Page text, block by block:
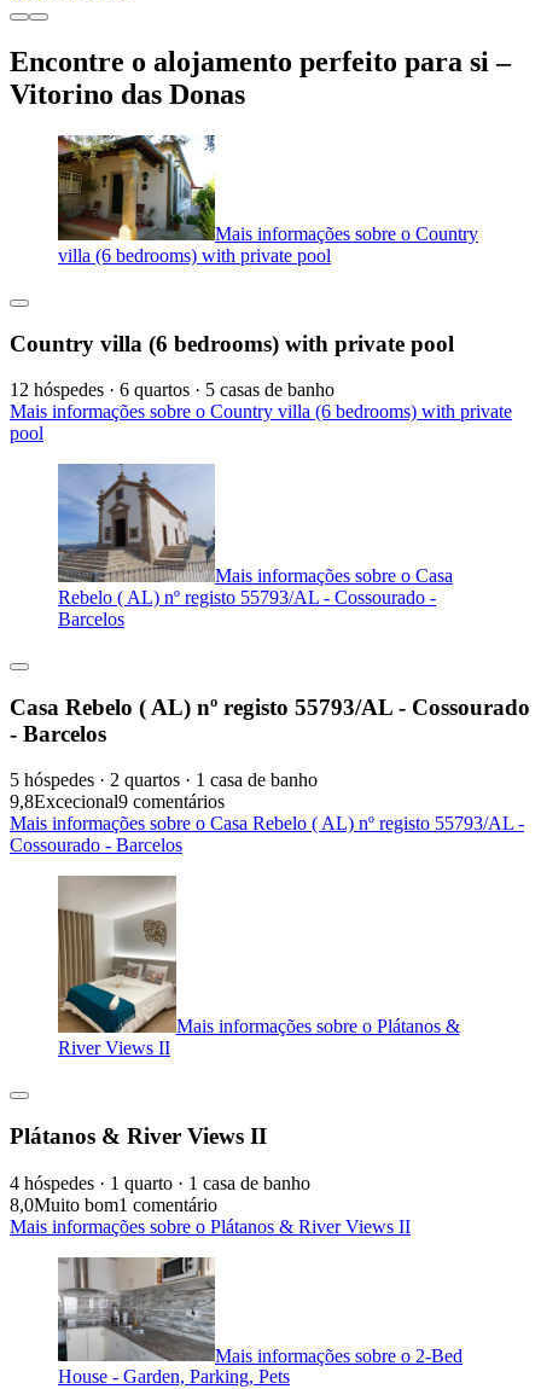
Encontre o alojamento perfeito para si –
Vitorino das Donas
Mais informações sobre o Country
villa (6 bedrooms) with private pool
Country villa (6 bedrooms) with private pool
12 hóspedes · 6 quartos · 5 casas de banho
Mais informações sobre o Country villa (6 bedrooms) with private
pool
Mais informações sobre o Casa
Rebelo ( AL) nº registo 55793/AL - Cossourado -
Barcelos
Casa Rebelo ( AL) nº registo 55793/AL - Cossourado
- Barcelos
5 hóspedes · 2 quartos · 1 casa de banho
9,8Excecional9 comentários
Mais informações sobre o Casa Rebelo ( AL) nº registo 55793/AL -
Cossourado - Barcelos
Mais informações sobre o Plátanos &
River Views II
Plátanos & River Views II
4 hóspedes · 1 quarto · 1 casa de banho
8,0Muito bom1 comentário
Mais informações sobre o Plátanos & River Views II
Mais informações sobre o 2-Bed
House - Garden, Parking, Pets